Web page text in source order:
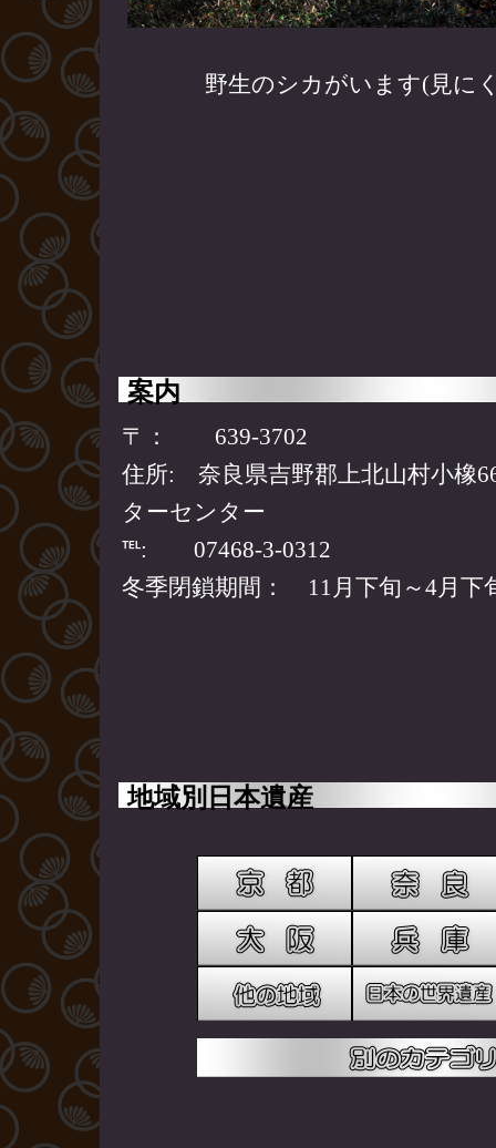
野生のシカがいます(見に
案内
〒： 639-3702
住所: 奈良県吉野郡上北山村小橡
ターセンター
℡: 07468-3-0312
冬季閉鎖期間： 11月下旬～4月下
地域別日本遺産